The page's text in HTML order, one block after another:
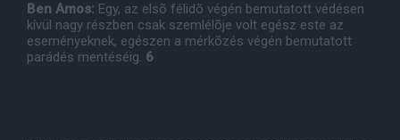
Ben Amos: Egy, az elsõ félidõ végén bemutatott védésen
kívül nagy részben csak szemlélõje volt egész este az
eseményeknek, egészen a mérkõzés végén bemutatott
parádés mentéséig. 6